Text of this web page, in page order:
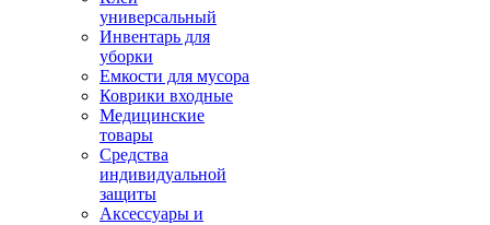
универсальный
Инвентарь для
уборки
Емкости для мусора
Коврики входные
Медицинские
товары
Средства
индивидуальной
защиты
Аксессуары и